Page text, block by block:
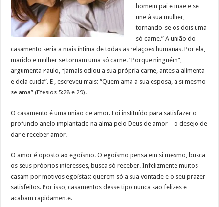
homem pai e mãe e se
une à sua mulher,
tornando-se os dois uma
só carne.” A união do
casamento seria a mais íntima de todas as relações humanas. Por ela,
marido e mulher se tornam uma só carne. “Porque ninguém”,
argumenta Paulo, “jamais odiou a sua própria carne, antes a alimenta
e dela cuida”. E , escreveu mais: “Quem ama a sua esposa, a si mesmo
se ama” (Efésios 5:28 e 29).
O casamento é uma união de amor. Foi instituído para satisfazer o
profundo anelo implantado na alma pelo Deus de amor – o desejo de
dar e receber amor.
O amor é oposto ao egoísmo. O egoísmo pensa em si mesmo, busca
os seus próprios interesses, busca só receber. Infelizmente muitos
casam por motivos egoístas: querem só a sua vontade e o seu prazer
satisfeitos. Por isso, casamentos desse tipo nunca são felizes e
acabam rapidamente.